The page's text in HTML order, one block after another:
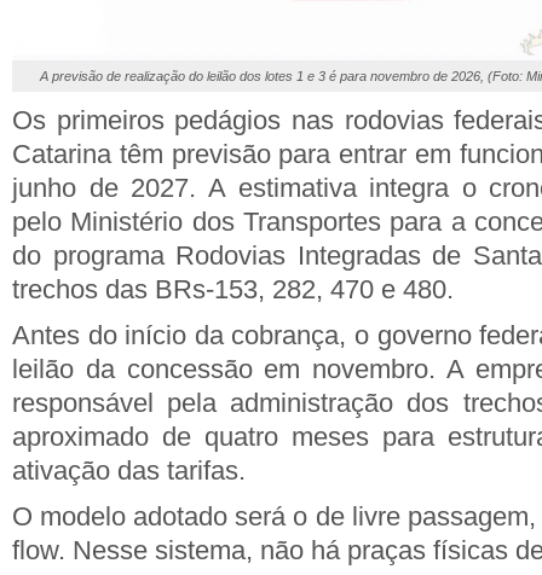
A previsão de realização do leilão dos lotes 1 e 3 é para novembro de 2026, (Foto:
Os primeiros pedágios nas rodovias
Catarina têm previsão para entrar em
junho de 2027. A estimativa integra o
pelo Ministério dos Transportes para a
do programa Rodovias Integradas de
trechos das BRs-153, 282, 470 e 480.
Antes do início da cobrança, o governo
leilão da concessão em novembro. A
responsável pela administração dos
aproximado de quatro meses para
ativação das tarifas.
O modelo adotado será o de livre
flow. Nesse sistema, não há praças físicas